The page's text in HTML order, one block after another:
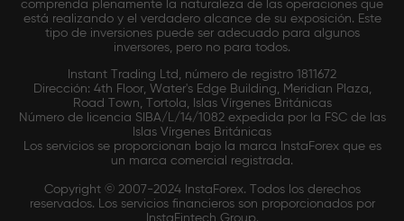
comprenda plenamente la naturaleza de las operaciones que
está realizando y el verdadero alcance de su exposición. Este
tipo de inversiones puede ser adecuado para algunos
inversores, pero no para todos.
Instant Trading Ltd, número de registro 1811672
Dirección: 4th Floor, Water's Edge Building, Meridian Plaza,
Road Town, Tortola, Islas Vírgenes Británicas
Número de licencia SIBA/L/14/1082 expedida por la FSC de las
Islas Vírgenes Británicas
Los servicios se proporcionan bajo la marca InstaForex que es
un marca comercial registrada.
Copyright © 2007-2024 InstaForex. Todos los derechos
reservados. Los servicios financieros son proporcionados por
InstaFintech Group.